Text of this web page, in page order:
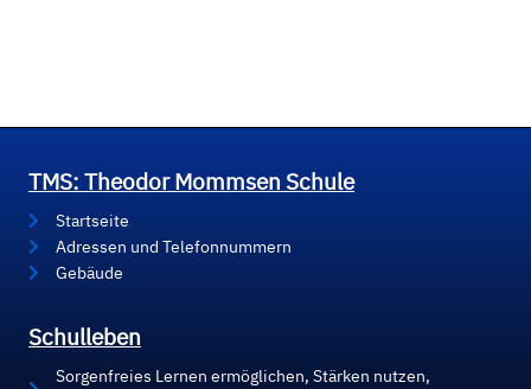
TMS: Theodor Mommsen Schule
Startseite
Adressen und Telefonnummern
Gebäude
Schulleben
Sorgenfreies Lernen ermöglichen, Stärken nutzen,